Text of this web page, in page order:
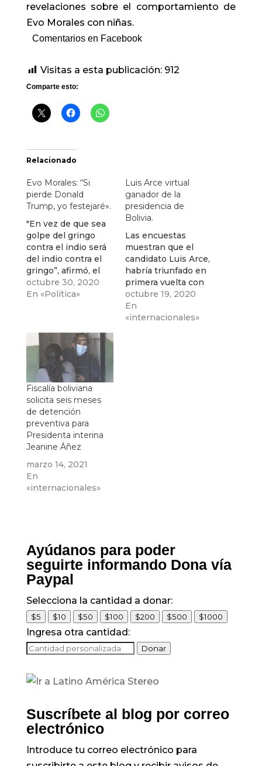
revelaciones sobre el comportamiento de
Evo Morales con niñas.
Comentarios en Facebook
Visitas a esta publicación: 912
Comparte esto:
Relacionado
Evo Morales: “Si
pierde Donald
Trump, yo festejaré».
"En vez de que sea
golpe del gringo
contra el indio será
del indio contra el
gringo”, afirmó, el
expresidente Evo
Morales.
octubre 30, 2020
En «Política»
Luis Arce virtual
ganador de la
presidencia de
Bolivia.
Las encuestas
muestran que el
candidato Luis Arce,
habría triunfado en
primera vuelta con
el 52,4 por ciento de
votos.
octubre 19, 2020
En
«internacionales»
Fiscalía boliviana
solicita seis meses
de detención
preventiva para
Presidenta interina
Jeanine Áñez
marzo 14, 2021
En
«internacionales»
Ayúdanos para poder
seguirte informando Dona vía
Paypal
Selecciona la cantidad a donar:
$5 $10 $50 $100 $200 $500 $1000
Ingresa otra cantidad:
Donar
Suscríbete al blog por correo
electrónico
Introduce tu correo electrónico para